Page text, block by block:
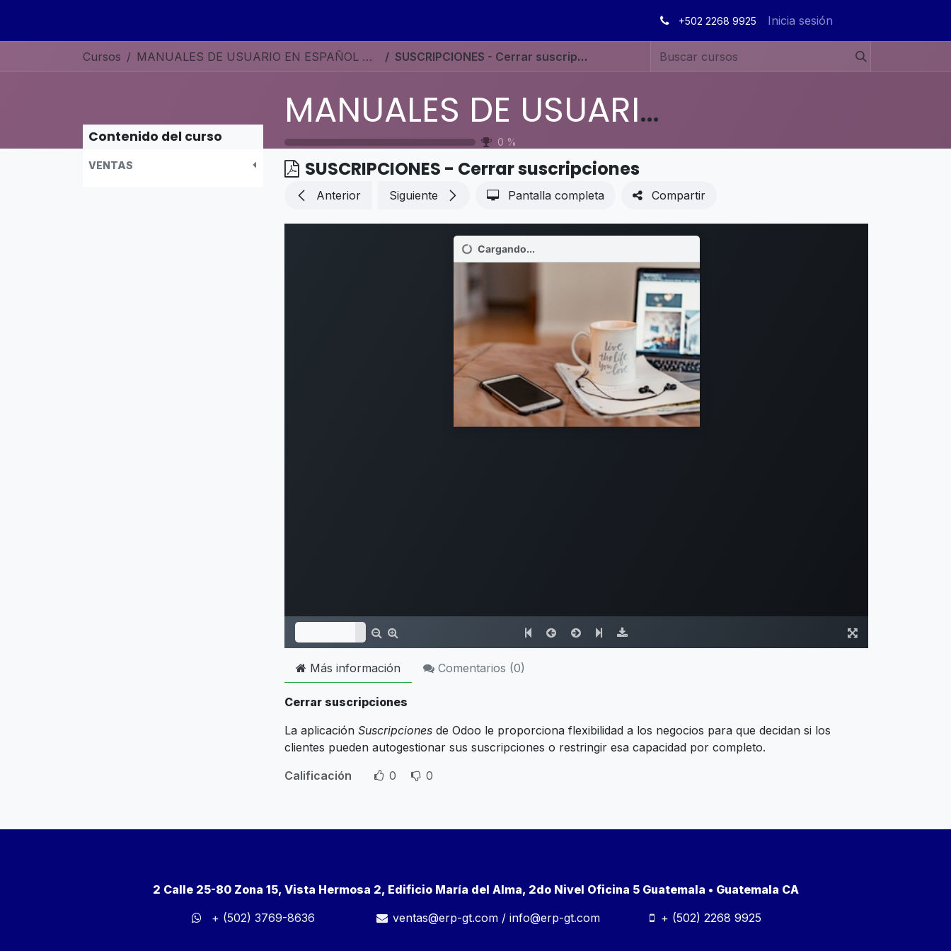
+502 2268 9925 Inicia sesión
Cursos MANUALES DE USUARIO EN ESPAÑOL ODOO 19 SUSCRIPCIONES - Cerrar suscripciones
MANUALES DE USUARIO EN ESPAÑOL ODOO 19
0 %
Contenido del curso
VENTAS SUSCRIPCIONES - Cerrar suscripciones
Anterior Siguiente Pantalla completa Compartir
Más información Comentarios (0)
Cerrar suscripciones
La aplicación Suscripciones de Odoo le proporciona flexibilidad a los negocios para que decidan si los
clientes pueden autogestionar sus suscripciones o restringir esa capacidad por completo.
Calificación
0 0
2 Calle 25-80 Zona 15, Vista Hermosa 2, Edificio María del Alma, 2do Nivel Oficina 5 Guatemala • Guatemala CA
+ (502) 3769-8636
ventas@erp-gt.com /info@erp-gt.com + (502) 2268 9925